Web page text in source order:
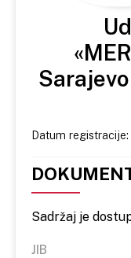
Datum
Sadržaj je
JIB